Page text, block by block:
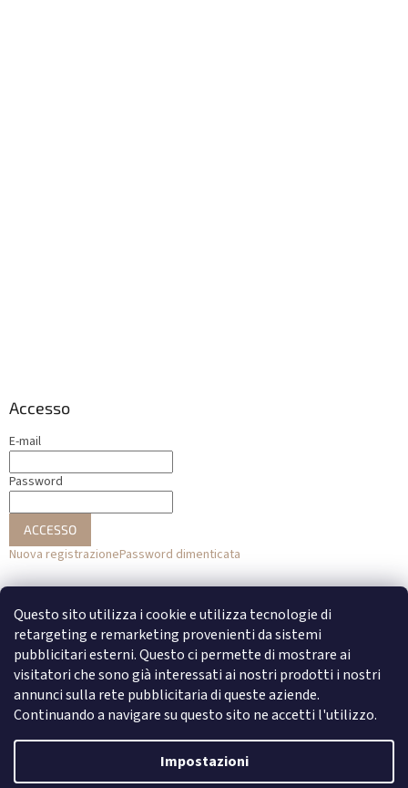
Questo sito utilizza i cookie e utilizza tecnologie di
retargeting e remarketing provenienti da sistemi
pubblicitari esterni. Questo ci permette di mostrare ai
visitatori che sono già interessati ai nostri prodotti i nostri
annunci sulla rete pubblicitaria di queste aziende.
Continuando a navigare su questo sito ne accetti l'utilizzo.
Impostazioni
Accesso
E-mail
Password
ACCESSO
Nuova registrazionePassword dimenticata
o
Accesso con Facebook
Accesso con Google